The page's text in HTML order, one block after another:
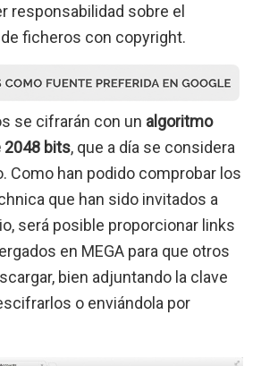
responsabilidad sobre el
ficheros con copyright.
se cifrarán con un algoritmo
2048 bits, que a día se considera
Como han podido comprobar los
que han sido invitados a
será posible proporcionar links
en MEGA para que otros
bien adjuntando la clave
o enviándola por